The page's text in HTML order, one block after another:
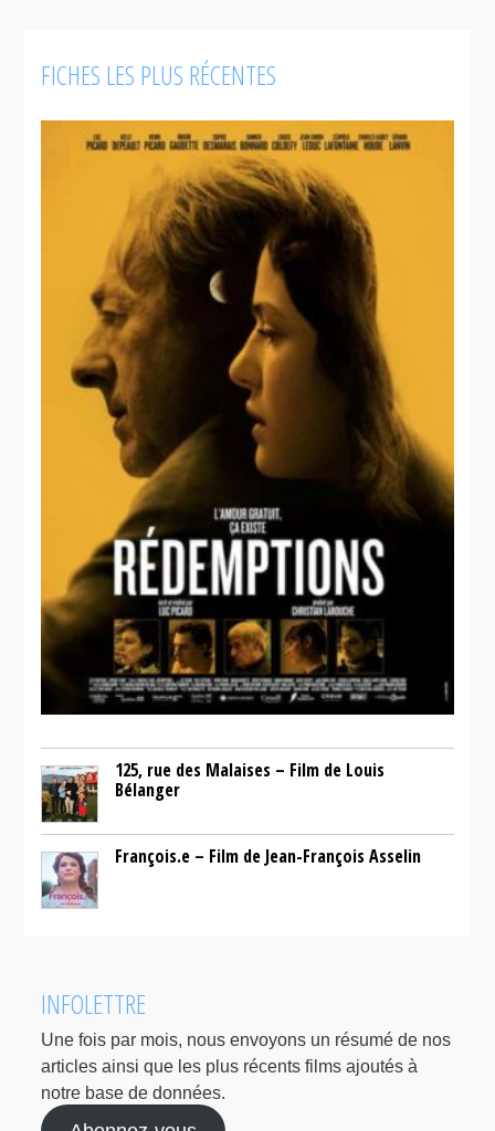
FICHES LES PLUS RÉCENTES
125, rue des Malaises – Film de Louis
Bélanger
François.e – Film de Jean-François Asselin
INFOLETTRE
Une fois par mois, nous envoyons un résumé de nos
articles ainsi que les plus récents films ajoutés à
notre base de données.